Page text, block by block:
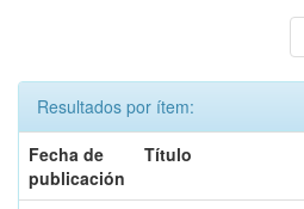
Resultados por ítem:
Fecha de
publicación
Título